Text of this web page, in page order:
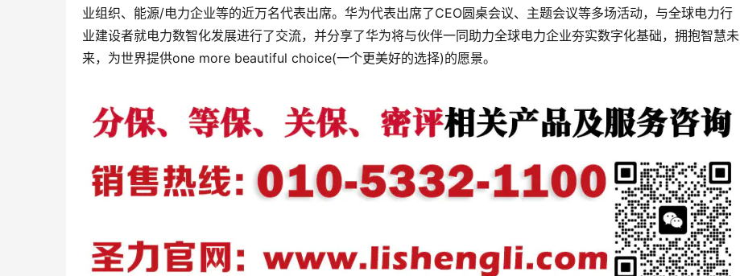
业组织、能源/电力企业等的近万名代表出席。华为代表出席了CEO圆桌会议、主题会议等多场活动，与全球电力行
业建设者就电力数智化发展进行了交流，并分享了华为将与伙伴一同助力全球电力企业夯实数字化基础，拥抱智慧未
来，为世界提供one more beautiful choice(一个更美好的选择)的愿景。